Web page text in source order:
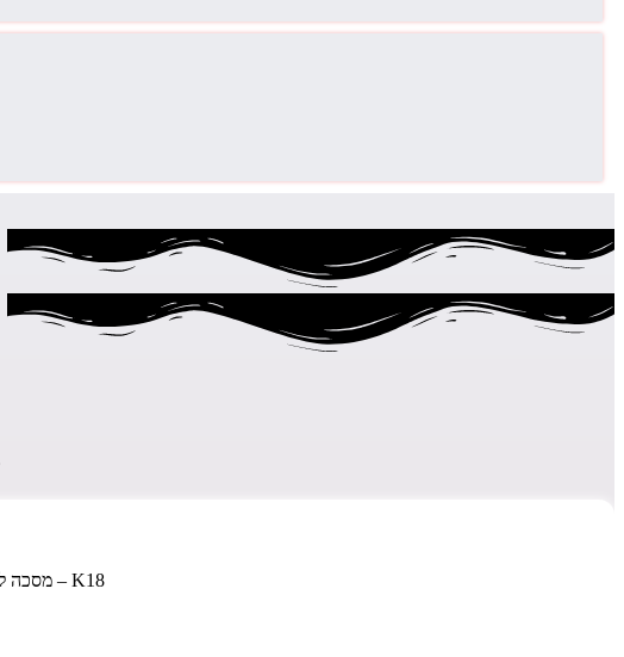
K18 – מסכה לשיער ללא שטיפה לתיקון ושיקום מולקולרי 50 מ״ל (יבואן מקביל)